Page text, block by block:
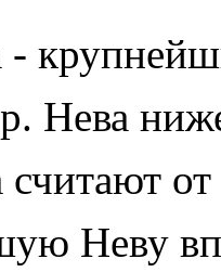
Нева
считают
Неву